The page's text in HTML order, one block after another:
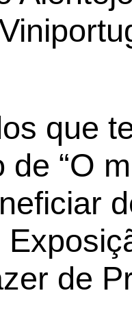
que
de “O
de